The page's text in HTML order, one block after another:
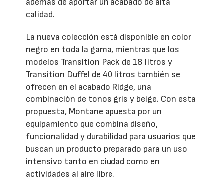
además de aportar un acabado de alta
calidad.
La nueva colección está disponible en color
negro en toda la gama, mientras que los
modelos Transition Pack de 18 litros y
Transition Duffel de 40 litros también se
ofrecen en el acabado Ridge, una
combinación de tonos gris y beige. Con esta
propuesta, Montane apuesta por un
equipamiento que combina diseño,
funcionalidad y durabilidad para usuarios que
buscan un producto preparado para un uso
intensivo tanto en ciudad como en
actividades al aire libre.